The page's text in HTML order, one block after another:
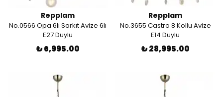
Repplam
No.0566 Opa 6lı Sarkıt Avize 6lı
E27 Duylu
₺ 6,995.00
Repplam
No.3655 Castro 8 Kollu Avize
E14 Duylu
₺ 28,995.00